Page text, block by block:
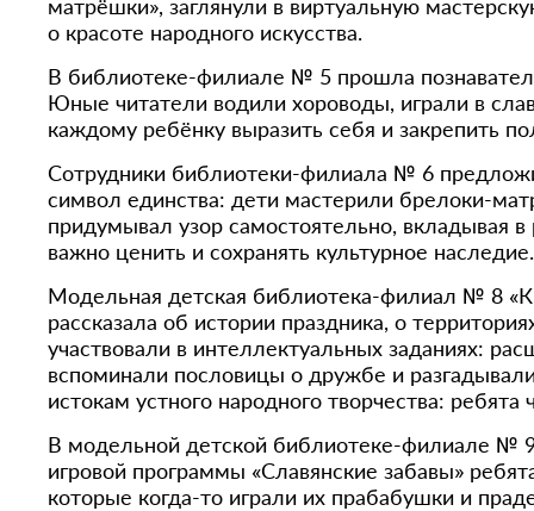
матрёшки», заглянули в виртуальную
о красоте народного искусства.
В библиотеке-филиале № 5 прошла
Юные читатели водили хороводы, играли в
каждому ребёнку выразить себя и закрепить
Сотрудники библиотеки-филиала № 6
символ единства: дети мастерили брелоки-
придумывал узор самостоятельно, вкладывая
важно ценить и сохранять культурное наследие.
Модельная детская библиотека-филиал № 8
рассказала об истории праздника, о
участвовали в интеллектуальных заданиях:
вспоминали пословицы о дружбе и
истокам устного народного творчества:
В модельной детской библиотеке-филиале № 9
игровой программы «Славянские забавы»
которые когда-то играли их прабабушки и